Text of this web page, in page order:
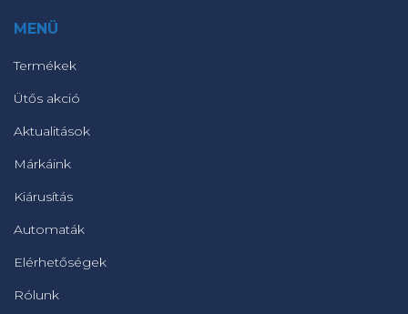
MENÜ
Termékek
Ütős akció
Aktualitások
Márkáink
Kiárusítás
Automaták
Elérhetőségek
Rólunk